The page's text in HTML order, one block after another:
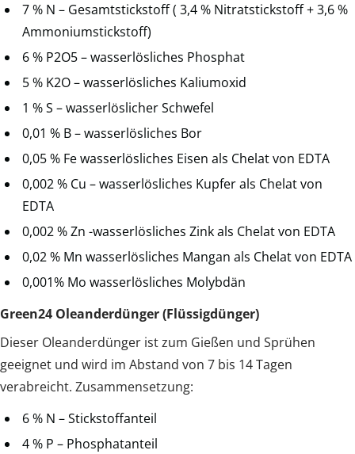
7 % N – Gesamtstickstoff ( 3,4 % Nitratstickstoff + 3,6 %
Ammoniumstickstoff)
6 % P2O5 – wasserlösliches Phosphat
5 % K2O – wasserlösliches Kaliumoxid
1 % S – wasserlöslicher Schwefel
0,01 % B – wasserlösliches Bor
0,05 % Fe wasserlösliches Eisen als Chelat von EDTA
0,002 % Cu – wasserlösliches Kupfer als Chelat von
EDTA
0,002 % Zn -wasserlösliches Zink als Chelat von EDTA
0,02 % Mn wasserlösliches Mangan als Chelat von EDTA
0,001% Mo wasserlösliches Molybdän
Green24 Oleanderdünger (Flüssigdünger)
Dieser Oleanderdünger ist zum Gießen und Sprühen
geeignet und wird im Abstand von 7 bis 14 Tagen
verabreicht. Zusammensetzung:
6 % N – Stickstoffanteil
4 % P – Phosphatanteil